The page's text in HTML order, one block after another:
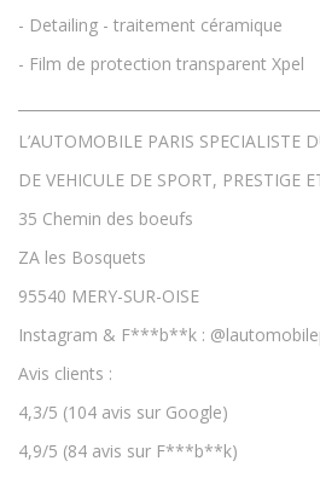
- Detailing - traitement céramique
- Film de protection transparent Xpel
L’AUTOMOBILE PARIS SPECIALISTE
DE VEHICULE DE SPORT, PRESTIGE
35 Chemin des boeufs
ZA les Bosquets
95540 MERY-SUR-OISE
Instagram & F***b**k :
Avis clients :
4,3/5 (104 avis sur Google)
4,9/5 (84 avis sur F***b**k)